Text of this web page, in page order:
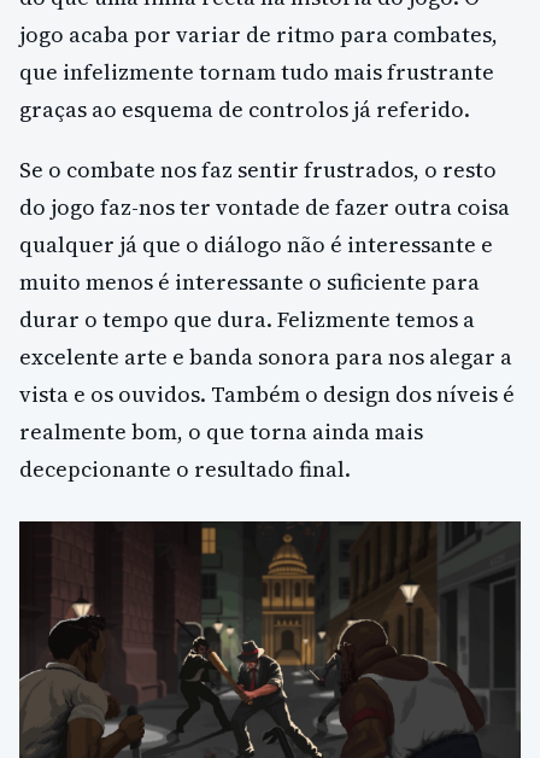
jogo acaba por variar de ritmo para combates,
que infelizmente tornam tudo mais frustrante
graças ao esquema de controlos já referido.
Se o combate nos faz sentir frustrados, o resto
do jogo faz-nos ter vontade de fazer outra coisa
qualquer já que o diálogo não é interessante e
muito menos é interessante o suficiente para
durar o tempo que dura. Felizmente temos a
excelente arte e banda sonora para nos alegar a
vista e os ouvidos. Também o design dos níveis é
realmente bom, o que torna ainda mais
decepcionante o resultado final.